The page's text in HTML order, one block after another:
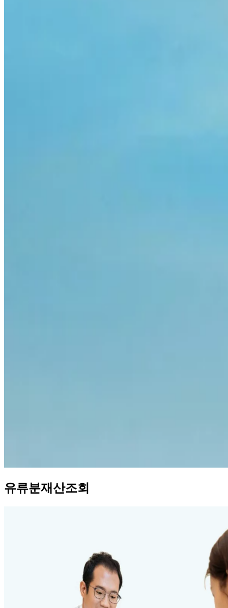
유류분재산조회